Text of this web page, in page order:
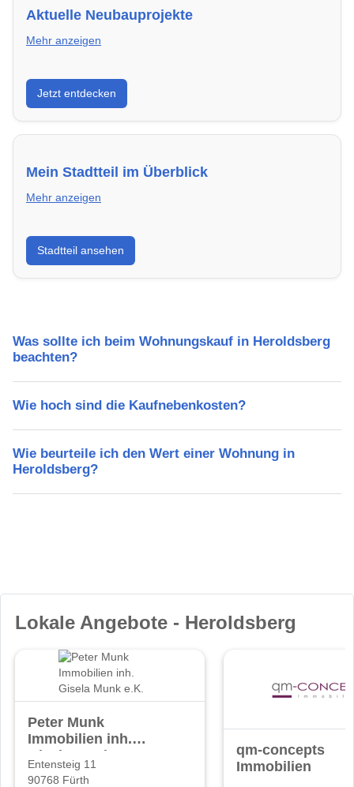
Aktuelle Neubauprojekte
Mehr anzeigen
Entdecke Neubauprojekte in Heroldsberg – modern,
energieeffizient und sofort bezugsfertig.
Jetzt entdecken
Mein Stadtteil im Überblick
Mehr anzeigen
Erfahre mehr über deinen Stadtteil in Heroldsberg:
Lebensqualität, Verkehrsanbindung, Schulen,
Freizeitmöglichkeiten und Mietpreise.
Stadtteil ansehen
Was sollte ich beim Wohnungskauf in Heroldsberg
beachten?
Wie hoch sind die Kaufnebenkosten?
Wie beurteile ich den Wert einer Wohnung in
Heroldsberg?
Lokale Angebote - Heroldsberg
Peter Munk
Immobilien inh.
Gisela Munk e.K.
Entensteig 11
90768 Fürth
qm-concepts
Immobilien